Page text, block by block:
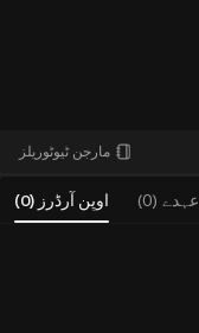
اوپن آرڈرز (
0
) عہدے (0)
مارجن ٹیوٹوریلز